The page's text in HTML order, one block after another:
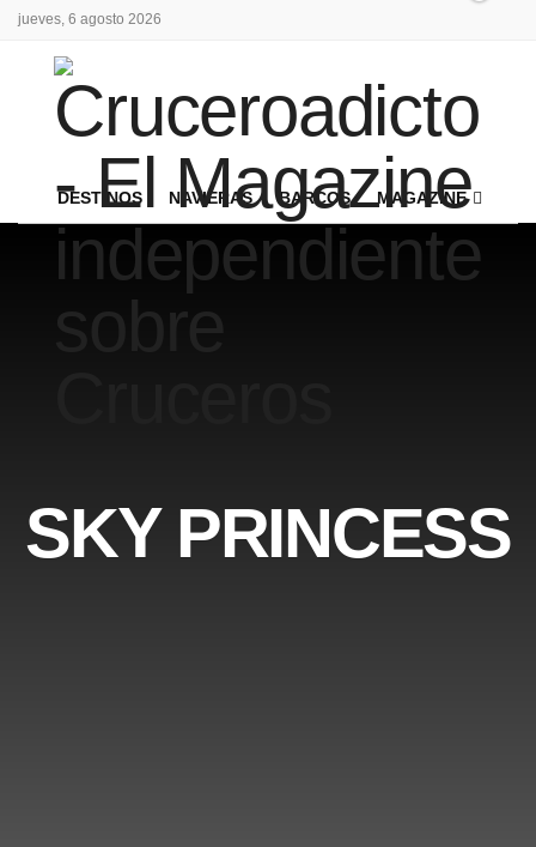
jueves, 6 agosto 2026
DESTINOS NAVIERAS BARCOS MAGAZINE
SKY PRINCESS